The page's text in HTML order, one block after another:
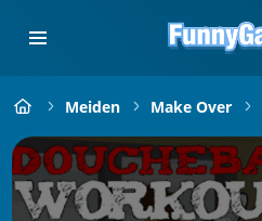
Meiden Make Over